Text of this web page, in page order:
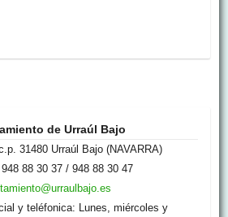
de Urraúl Bajo
31480 Urraúl Bajo (NAVARRA)
88 30 37 / 948 88 30 47
y teléfonica: Lunes, miércoles y